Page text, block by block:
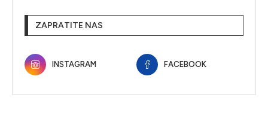
ZAPRATITE NAS
INSTAGRAM FACEBOOK